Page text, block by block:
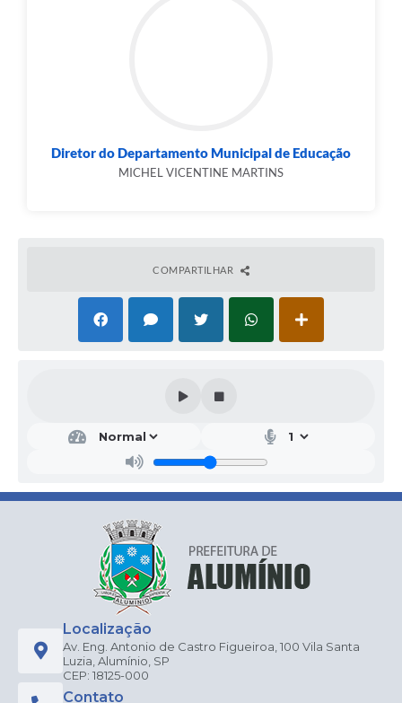
Diretor do Departamento Municipal de Educação
MICHEL VICENTINE MARTINS
COMPARTILHAR
Localização
Av. Eng. Antonio de Castro Figueiroa, 100 Vila Santa
Luzia, Alumínio, SP
CEP: 18125-000
Contato